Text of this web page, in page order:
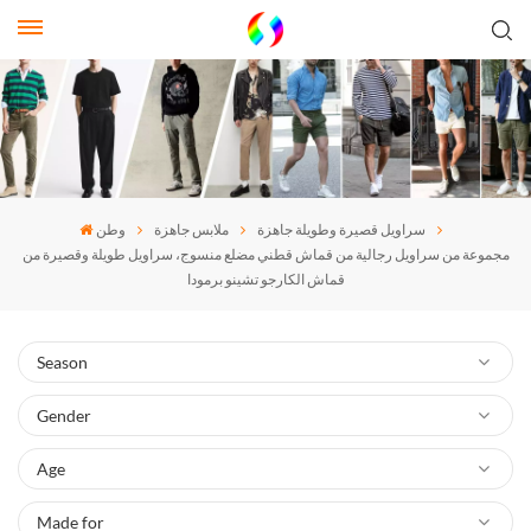
وطن ملابس جاهزة
سراويل قصيرة وطويلة جاهزة
مجموعة من سراويل رجالية من قماش قطني مضلع منسوج، سراويل طويلة وقصيرة من
قماش الكارجو تشينو برمودا